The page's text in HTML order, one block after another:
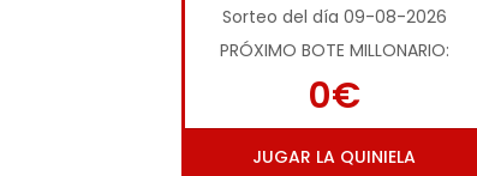
Sorteo del día 09-08-2026
PRÓXIMO BOTE MILLONARIO:
0€
JUGAR LA QUINIELA